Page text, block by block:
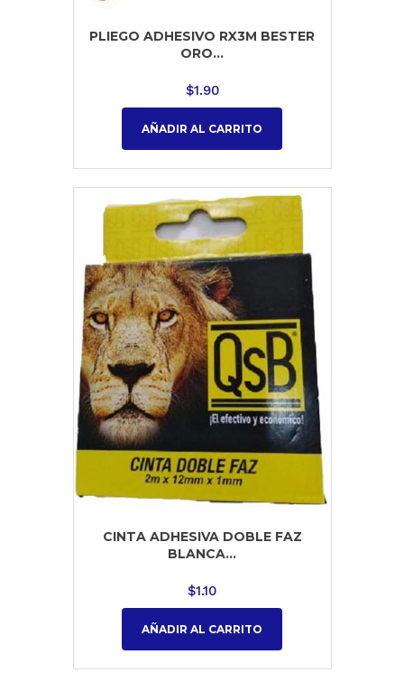
PLIEGO ADHESIVO RX3M BESTER
ORO...
$1.90
AÑADIR AL CARRITO
CINTA ADHESIVA DOBLE FAZ
BLANCA...
$1.10
AÑADIR AL CARRITO